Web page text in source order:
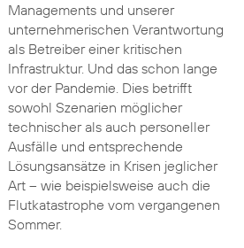
Managements und unserer
unternehmerischen Verantwortung
als Betreiber einer kritischen
Infrastruktur. Und das schon lange
vor der Pandemie. Dies betrifft
sowohl Szenarien möglicher
technischer als auch personeller
Ausfälle und entsprechende
Lösungsansätze in Krisen jeglicher
Art – wie beispielsweise auch die
Flutkatastrophe vom vergangenen
Sommer.